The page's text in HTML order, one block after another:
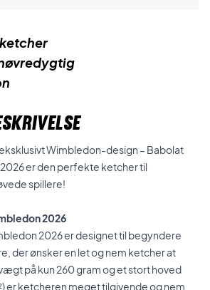
Wimbledon-design – Babolat
er den perfekte ketcher til
spillere!
2026
2026 er designet til begyndere
der ønsker en let og nem ketcher at
på kun 260 gram og et stort hoved
er ketcheren meget tilgivende og nem